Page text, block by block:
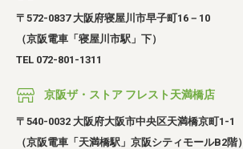
〒572-0837 大阪府寝屋川市早子町16－10
（京阪電車「寝屋川市駅」下）
TEL 072-801-1311
京阪ザ・ストア フレスト天満橋店
〒540-0032 大阪府大阪市中央区天満橋京町1-1
（京阪電車「天満橋駅」京阪シティモールB2階）